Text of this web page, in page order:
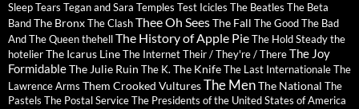
SleepTears Tegan and Sara Temples Test Icicles The Beatles The Beta
BandThe BronxThe ClashThee Oh SeesThe Fall The Good The Bad
And The QueenthehellThe History of Apple PieThe Hold Steadythe
hotelierThe Icarus LineThe InternetTheir / They're / ThereThe Joy
FormidableThe Julie Ruin The K. The KnifeThe Last InternationaleThe
Lawrence Arms Them Crooked VulturesThe MenThe National The
Pastels The Postal ServiceThe Presidents of the United States of America